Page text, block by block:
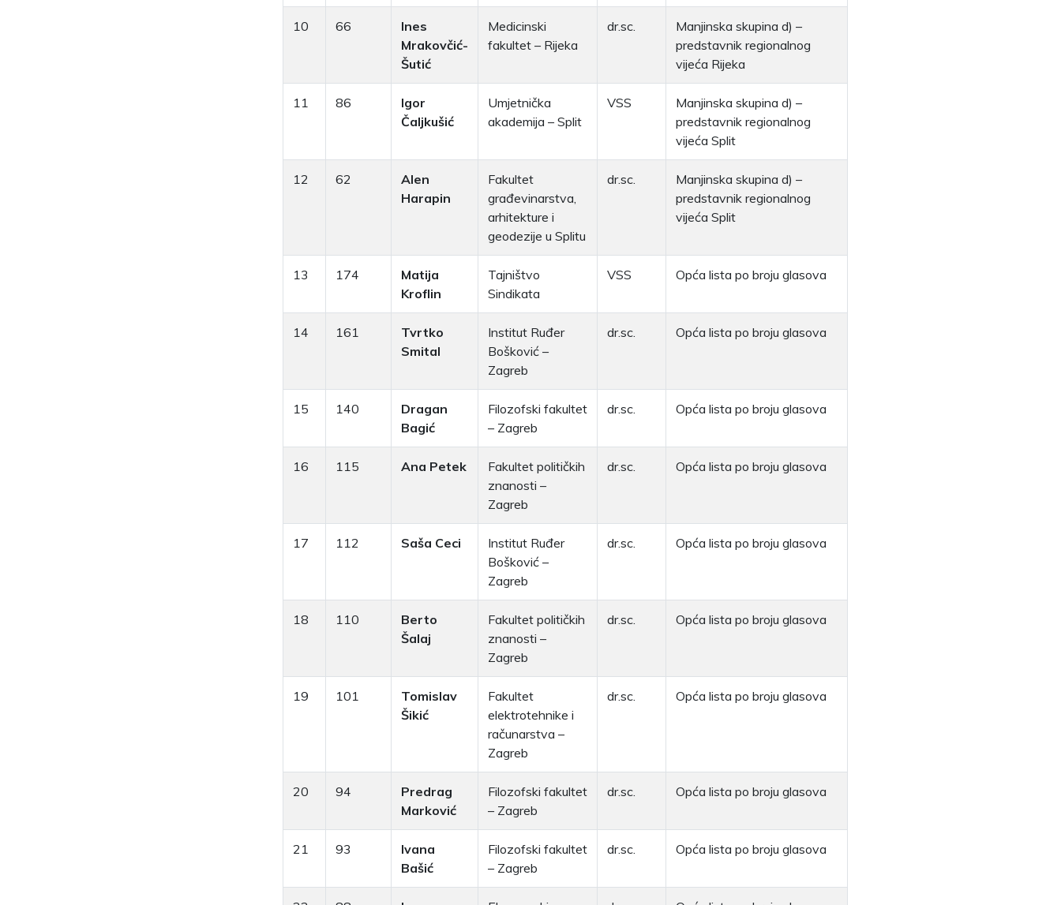
10 66
Ines
Mrakovčić-
Šutić
Medicinski
fakultet – Rijeka
dr.sc.
Manjinska skupina d) –
predstavnik regionalnog
vijeća Rijeka
11 86
Igor
Čaljkušić
Umjetnička
akademija – Split
VSS
Manjinska skupina d) –
predstavnik regionalnog
vijeća Split
12 62
Alen
Harapin
Fakultet
građevinarstva,
arhitekture i
geodezije u Splitu
dr.sc.
Manjinska skupina d) –
predstavnik regionalnog
vijeća Split
13 174
Matija
Kroflin
Tajništvo
Sindikata
VSS Opća lista po broju glasova
14 161
Tvrtko
Smital
Institut Ruđer
Bošković –
Zagreb
dr.sc. Opća lista po broju glasova
15 140
Dragan
Bagić
Filozofski fakultet
– Zagreb
dr.sc. Opća lista po broju glasova
16 115 Ana Petek
Fakultet političkih
znanosti –
Zagreb
dr.sc. Opća lista po broju glasova
17 112 Saša Ceci
Institut Ruđer
Bošković –
Zagreb
dr.sc. Opća lista po broju glasova
18 110
Berto
Šalaj
Fakultet političkih
znanosti –
Zagreb
dr.sc. Opća lista po broju glasova
19 101
Tomislav
Šikić
Fakultet
elektrotehnike i
računarstva –
Zagreb
dr.sc. Opća lista po broju glasova
20 94
Predrag
Marković
Filozofski fakultet
– Zagreb
dr.sc. Opća lista po broju glasova
21 93
Ivana
Bašić
Filozofski fakultet
– Zagreb
dr.sc. Opća lista po broju glasova